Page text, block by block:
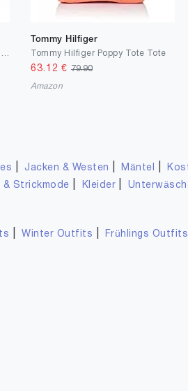
Tommy Hilfiger
Tommy Hilfiger Poppy Tote Tote
63.12 € 79.90
Amazon
Jacken & Westen Mäntel
& Strickmode Kleider
|Winter Outfits Frühlings Outfits